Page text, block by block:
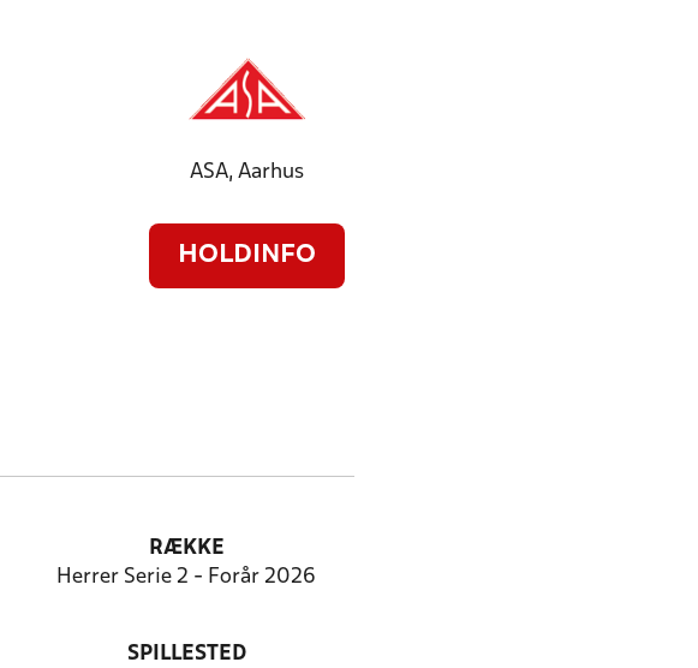
ASA, Aarhus
HOLDINFO
RÆKKE
Herrer Serie 2 - Forår 2026
SPILLESTED